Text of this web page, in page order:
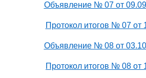
Объявление № 07 от
Протокол итогов № 07 от
Объявление № 08 от
Протокол итогов № 08 от